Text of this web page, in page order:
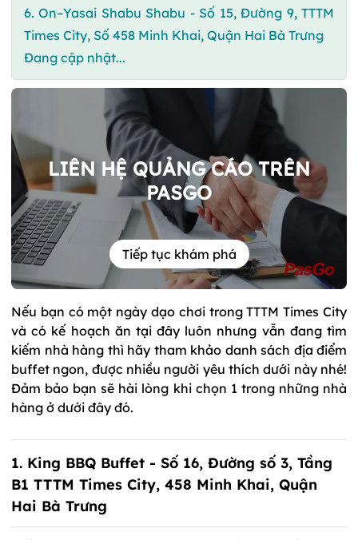
6. On–Yasai Shabu Shabu - Số 15, Đường 9, TTTM
Times City, Số 458 Minh Khai, Quận Hai Bà Trưng
Đang cập nhật...
LIÊN HỆ QUẢNG CÁO TRÊN
PASGO
Tiếp tục khám phá
Nếu bạn có một ngày dạo chơi trong TTTM Times City
và có kế hoạch ăn tại đây luôn nhưng vẫn đang tìm
kiếm nhà hàng thì hãy tham khảo danh sách địa điểm
buffet ngon, được nhiều người yêu thích dưới này nhé!
Đảm bảo bạn sẽ hài lòng khi chọn 1 trong những nhà
hàng ở dưới đây đó.
1. King BBQ Buffet - Số 16, Đường số 3, Tầng
B1 TTTM Times City, 458 Minh Khai, Quận
Hai Bà Trưng